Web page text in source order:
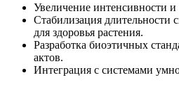
Увеличение интенсивности и
Стабилизация длительности
для здоровья растения.
Разработка биоэтичных
актов.
Интеграция с системами